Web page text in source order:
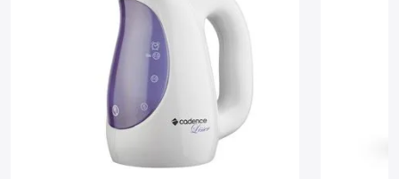
Máquina de Waffle